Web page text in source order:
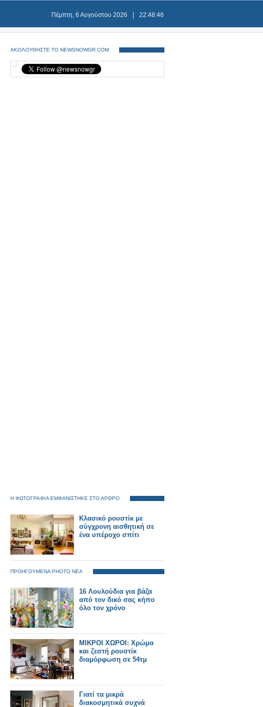
Πέμπτη, 6 Αυγούστου 2026 22:48:47
ΑΚΟΛΟΥΘΗΣΤΕ ΤΟ NEWSNOWGR.COM
Η ΦΩΤΟΓΡΑΦΙΑ ΕΜΦΑΝΙΣΤΗΚΕ ΣΤΟ ΑΡΘΡΟ
Κλασικό ρουστίκ με
σύγχρονη αισθητική σε
ένα υπέροχο σπίτι
ΠΡΟΗΓΟΥΜΕΝΑ PHOTO ΝΕΑ
16 Λουλούδια για βάζα
από τον δικό σας κήπο
όλο τον χρόνο
ΜΙΚΡΟΙ ΧΩΡΟΙ: Χρώμα
και ζεστή ρουστίκ
διαμόρφωση σε 54τμ
Γιατί τα μικρά
διακοσμητικά συχνά